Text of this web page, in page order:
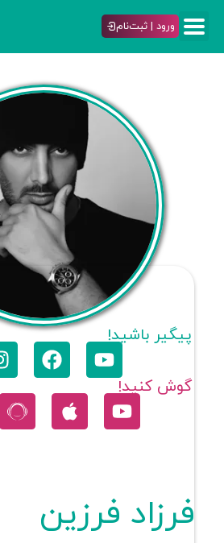
ورود | ثبت‌نام
پیگیر باشید!
گوش کنید!
فرزاد فرزین